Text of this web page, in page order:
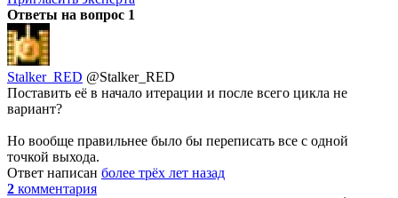
Ответы на вопрос 1
Stalker_RED @Stalker_RED
Поставить её в начало итерации и после всего цикла не
вариант?
Но вообще правильнее было бы переписать все с одной
точкой выхода.
Ответ написан более трёх лет назад
2 комментария